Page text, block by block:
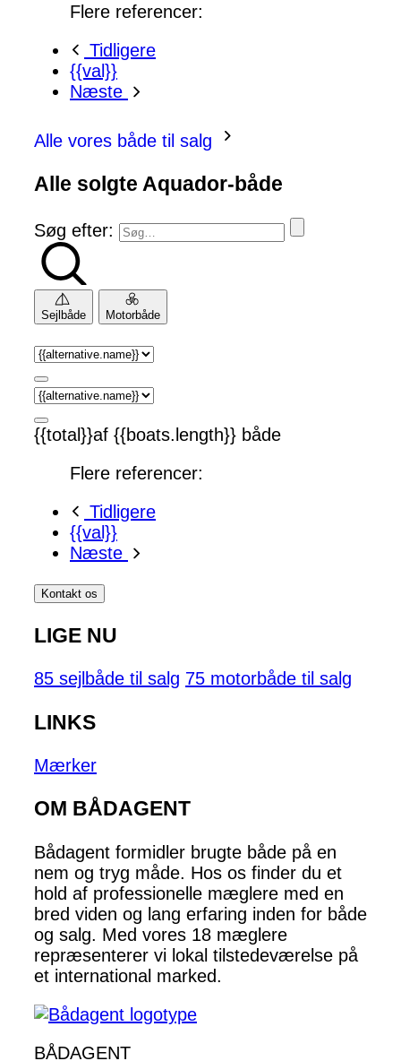
Flere referencer:
Tidligere
{{val}}
Næste
Alle vores både til salg
Alle solgte Aquador-både
Søg efter:
Sejlbåde Motorbåde
{{total}}af {{boats.length}} både
Flere referencer:
Tidligere
{{val}}
Næste
Kontakt os
LIGE NU
85 sejlbåde til salg 75 motorbåde til salg
LINKS
Mærker
OM BÅDAGENT
Bådagent formidler brugte både på en
nem og tryg måde. Hos os finder du et
hold af professionelle mæglere med en
bred viden og lang erfaring inden for både
og salg. Med vores 18 mæglere
repræsenterer vi lokal tilstedeværelse på
et international marked.
BÅDAGENT